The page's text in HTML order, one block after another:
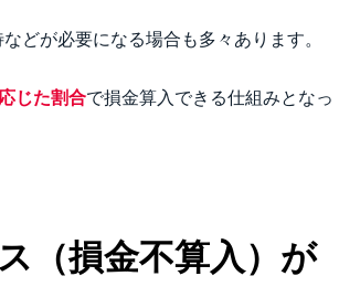
どが必要になる場合も多々あります。
じた割合で損金算入できる仕組みとなっ
（損金不算入）が